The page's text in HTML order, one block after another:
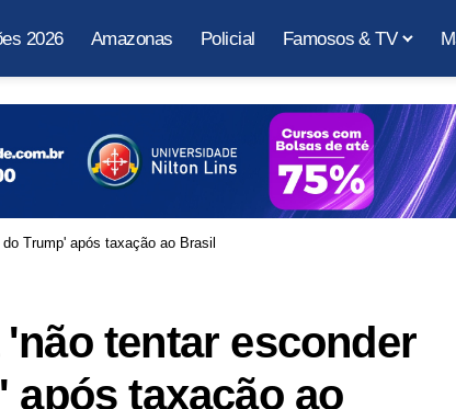
2026 Amazonas Policial Famosos & TV
Trump' após taxação ao Brasil
tentar esconder
após taxação ao